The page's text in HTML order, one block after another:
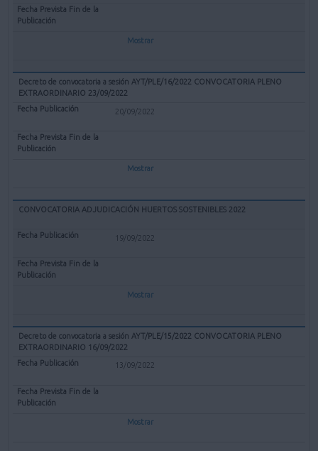
Mostrar
Decreto de convocatoria a sesión AYT/PLE/16/2022 CONVOCATORIA PLENO
EXTRAORDINARIO 23/09/2022
20/09/2022
Mostrar
CONVOCATORIA ADJUDICACIÓN HUERTOS SOSTENIBLES 2022
19/09/2022
Mostrar
Decreto de convocatoria a sesión AYT/PLE/15/2022 CONVOCATORIA PLENO
EXTRAORDINARIO 16/09/2022
13/09/2022
Mostrar